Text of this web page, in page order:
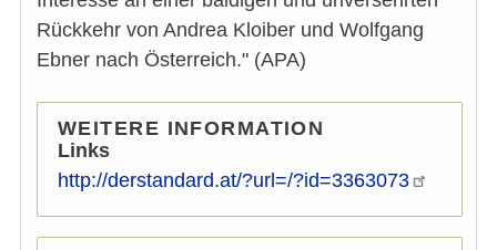
Rückkehr von Andrea Kloiber und Wolfgang
Ebner nach Österreich." (APA)
WEITERE INFORMATION
Links
http://derstandard.at/?url=/?id=3363073